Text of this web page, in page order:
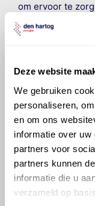
Deze website
We gebruiken
personaliseren,
en om ons
informatie over
partners voor
partners kunnen
informatie die u
verzameld op
om ervoor te
informatie. Door
raadplegen en te
hij/zij de
om de vereiste
veilige en
vrijwaart en
Energiesvoor
veroorzaakt door
onjuist gebruik